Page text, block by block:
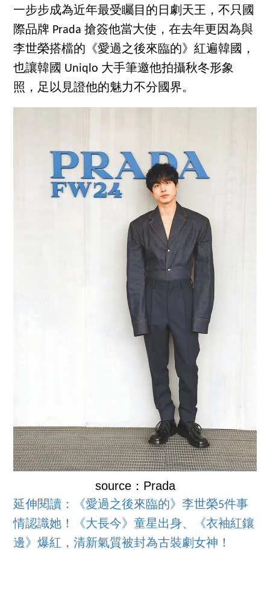
一步步成為近年最受矚目的日劇天王，不只國
際品牌 Prada 搶簽他當大使，在去年更因為與
李世榮搭檔的《愛過之後來臨的》紅遍韓國，
也讓韓國 Uniqlo 大手筆邀他拍攝秋冬形象
照，足以見證他的魅力不分國界。
source：Prada
延伸閱讀：《愛過之後來臨的》李世榮5件事
情認識她！《大長今》童星出身、《衣袖紅鑲
邊》爆紅，清新氣質被封為古裝劇女神！